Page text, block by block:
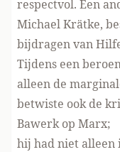
respectvol. Een
Michael Krätke,
bijdragen van
Tijdens een
alleen de
betwiste ook de
Bawerk op Marx;
hij had niet alleen